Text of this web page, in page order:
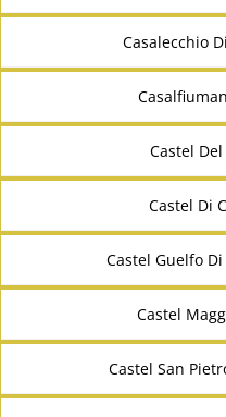
Casalecchio
Castel
Castel Di
Castel Guelfo
Castel
Castel San